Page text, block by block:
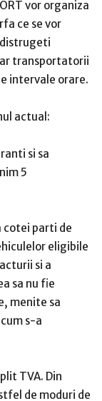
vor organiza
ce se vor
distrugeti
transportatorii
intervale orare.
actual:
si sa
5
cotei parti de
eligibile
si a
sa nu fie
menite sa
s-a
TVA. Din
de moduri de